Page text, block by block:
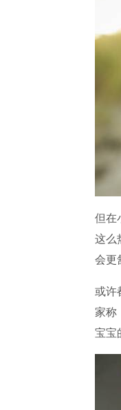
但在
这么
会更
或许
家称
宝宝